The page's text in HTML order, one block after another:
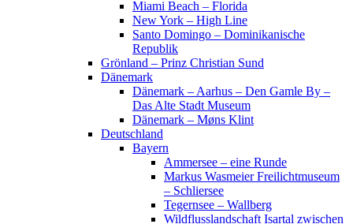
Miami Beach – Florida
New York – High Line
Santo Domingo – Dominikanische
Republik
Grönland – Prinz Christian Sund
Dänemark
Dänemark – Aarhus – Den Gamle By –
Das Alte Stadt Museum
Dänemark – Møns Klint
Deutschland
Bayern
Ammersee – eine Runde
Markus Wasmeier Freilichtmuseum
– Schliersee
Tegernsee – Wallberg
Wildflusslandschaft Isartal zwischen